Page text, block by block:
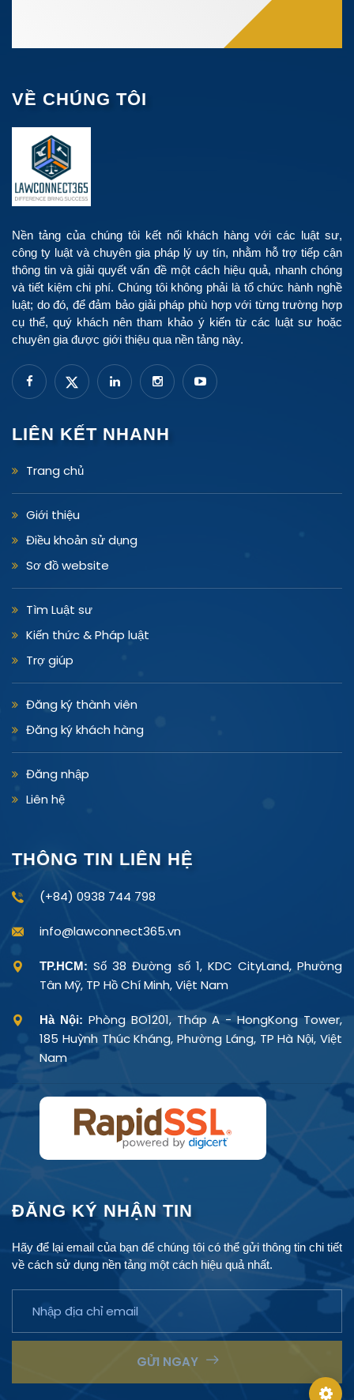
VỀ CHÚNG TÔI
Nền tảng của chúng tôi kết nối khách hàng với các luật sư,
công ty luật và chuyên gia pháp lý uy tín, nhằm hỗ trợ tiếp cận
thông tin và giải quyết vấn đề một cách hiệu quả, nhanh chóng
và tiết kiệm chi phí. Chúng tôi không phải là tổ chức hành nghề
luật; do đó, để đảm bảo giải pháp phù hợp với từng trường hợp
cụ thể, quý khách nên tham khảo ý kiến từ các luật sư hoặc
chuyên gia được giới thiệu qua nền tảng này.
LIÊN KẾT NHANH
Trang chủ
Giới thiệu
Điều khoản sử dụng
Sơ đồ website
Tìm Luật sư
Kiến thức & Pháp luật
Trợ giúp
Đăng ký thành viên
Đăng ký khách hàng
Đăng nhập
Liên hệ
THÔNG TIN LIÊN HỆ
(+84) 0938 744 798
info@lawconnect365.vn
TP.HCM:Số 38 Đường số 1, KDC CityLand, Phường
Tân Mỹ, TP Hồ Chí Minh, Việt Nam
Hà Nội: Phòng BO1201, Tháp A - HongKong Tower,
185 Huỳnh Thúc Kháng, Phường Láng, TP Hà Nội, Việt
Nam
ĐĂNG KÝ NHẬN TIN
Hãy để lại email của bạn để chúng tôi có thể gửi thông tin chi tiết
về cách sử dụng nền tảng một cách hiệu quả nhất.
GỬI NGAY
RegTech AI